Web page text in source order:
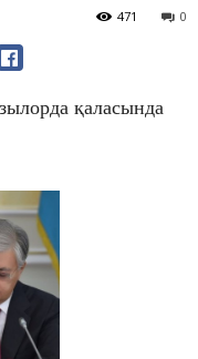
0
471
қаласында